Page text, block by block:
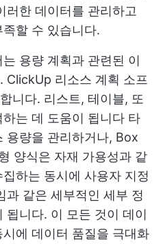
러한 데이터를 관리하고
할 수 있습니다.
용량 계획과 관련된 이
ClickUp 리소스 계획 소프
니다. 리스트, 테이블, 또
는 데 도움이 됩니다 타
용량을 관리하거나, Box
양식은 자재 가용성과 같
하는 동시에 사용자 지정
과 같은 세부적인 세부 정
됩니다. 이 모든 것이 데이
에 데이터 품질을 극대화